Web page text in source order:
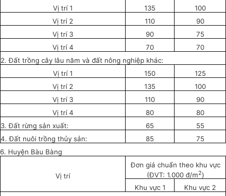
Vị trí 1
135
100
Vị trí 2
110
90
Vị trí 3
90
75
Vị trí 4
70
70
2. Đất trồng cây lâu năm và đất nông nghiệp khác:
Vị trí 1
150
125
Vị trí 2
135
100
Vị trí 3
110
90
Vị trí 4
80
80
3. Đất rừng sản xuất:
65
55
4. Đất nuôi trồng thủy sản:
85
75
6. Huyện Bàu Bàng
Vị trí
Đơn giá chuẩn theo khu vực
(ĐVT: 1.000 đ/m2)
Khu vực 1
Khu vực 2